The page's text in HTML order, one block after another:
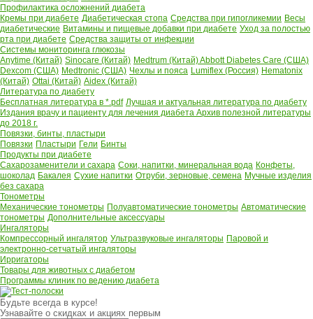
Профилактика осложнений диабета
Кремы при диабете Диабетическая стопа Средства при гипогликемии Весы
диабетические Витамины и пищевые добавки при диабете Уход за полостью
рта при диабете Средства защиты от инфекции
Системы мониторинга глюкозы
Anytime (Китай) Sinocare (Китай) Medtrum (Китай)Abbott Diabetes Care (США)
Dexcom (США) Medtronic (США) Чехлы и пояса Lumiflex (Россия) Hematonix
(Китай) Ottai (Китай) Aidex (Китай)
Литература по диабету
Бесплатная литература в *.pdf Лучшая и актуальная литература по диабету
Издания врачу и пациенту для лечения диабета Архив полезной литературы
до 2018 г.
Повязки, бинты, пластыри
Повязки Пластыри Гели Бинты
Продукты при диабете
Сахарозаменители и сахара Соки, напитки, минеральная вода Конфеты,
шоколад Бакалея Сухие напитки Отруби, зерновые, семена Мучные изделия
без сахара
Тонометры
Механические тонометры Полуавтоматические тонометры Автоматические
тонометры Дополнительные аксессуары
Ингаляторы
Компрессорный ингалятор Ультразвуковые ингаляторы Паровой и
электронно-сетчатый ингаляторы
Ирригаторы
Товары для животных с диабетом
Программы клиник по ведению диабета
Будьте всегда в курсе!
Узнавайте о скидках и акциях первым